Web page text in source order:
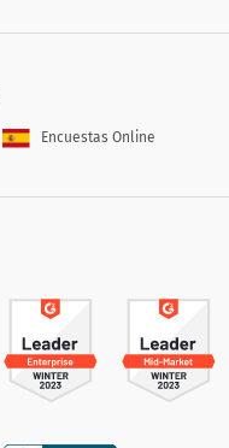
Encuestas Online